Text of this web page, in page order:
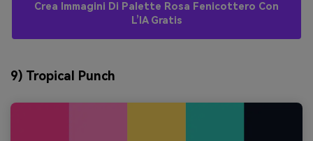
Crea Immagini Di Palette Rosa Fenicottero Con
L’IA Gratis
9) Tropical Punch